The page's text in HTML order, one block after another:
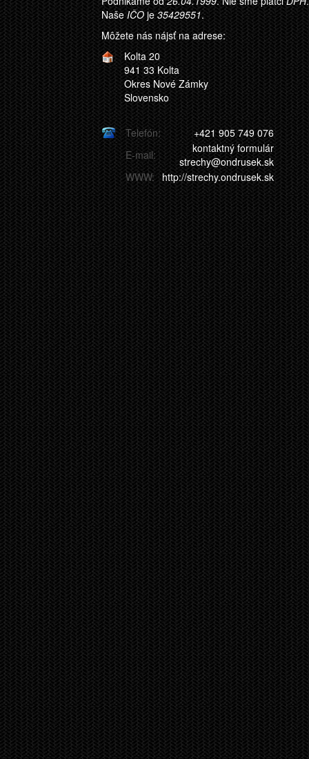
NašeIČOje35429551.
Môžete nás nájsť na adrese:
Kolta 20
941 33 Kolta
Okres Nové Zámky
Slovensko
Telefón:
+421 905 749 076
E-mail:
kontaktný formulár
strechy@ondrusek.sk
WWW:
http://strechy.ondrusek.sk